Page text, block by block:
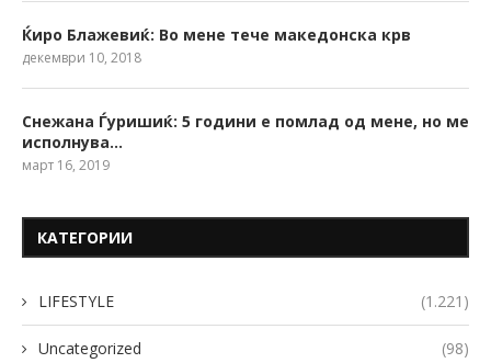
Ќиро Блажевиќ: Во мене тече македонска крв
декември 10, 2018
Снежана Ѓуришиќ: 5 години е помлад од мене, но ме
исполнува…
март 16, 2019
КАТЕГОРИИ
LIFESTYLE (1.221)
Uncategorized (98)